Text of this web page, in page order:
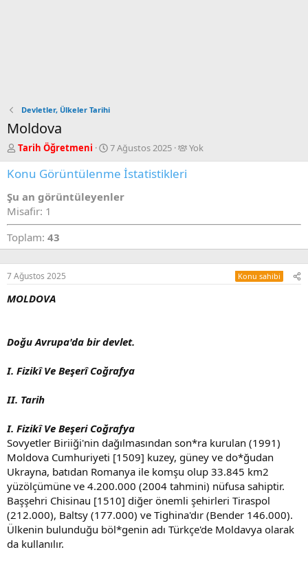
Devletler, Ülkeler Tarihi
Moldova
K
o
n
y
u
B
a
ş
a
t
a
Tarih Öğretmeni
B
a
ş
a
g
ç
r
7 Ağustos 2025
T
a
u
e
Yok
Konu Görüntülenme İstatistikleri
Şu an görüntüleyenler
Misafir: 1
Toplam: 43
7 Ağustos 2025 Konu sahibi
MOLDOVA
Doğu Avrupa'da bir devlet.
I. Fizikî Ve Beşerî Coğrafya
II. Tarih
I. Fizikî Ve Beşeri Coğrafya
Sovyetler Biriiği'nin dağılmasından son*ra kurulan (1991)
Moldova Cumhuriyeti [1509] kuzey, güney ve do*ğudan
Ukrayna, batıdan Romanya ile komşu olup 33.845 km2
yüzölçümüne ve 4.200.000 (2004 tahmini) nüfusa sahiptir.
Başşehri Chisinau [1510] diğer önemli şehirleri Tiraspol
(212.000), Baltsy (177.000) ve Tighina'dır (Bender 146.000).
Ülkenin bulunduğu böl*genin adı Türkçe'de Moldavya olarak
da kullanılır.